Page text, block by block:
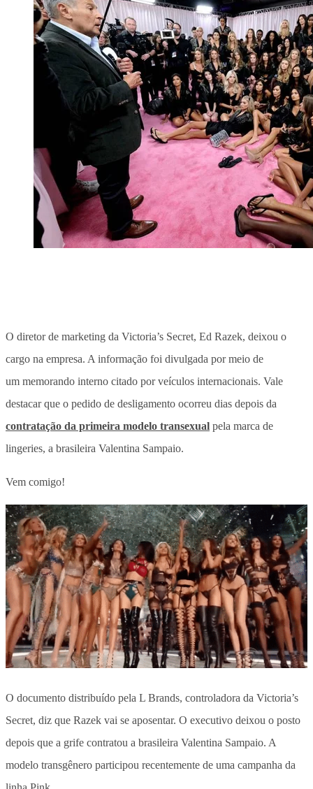
O diretor de marketing da Victoria’s Secret, Ed Razek, deixou o
cargo na empresa. A informação foi divulgada por meio de
um memorando interno citado por veículos internacionais. Vale
destacar que o pedido de desligamento ocorreu dias depois da
contratação da primeira modelo transexual pela marca de
lingeries, a brasileira Valentina Sampaio.
Vem comigo!
O documento distribuído pela L Brands, controladora da Victoria’s
Secret, diz que Razek vai se aposentar. O executivo deixou o posto
depois que a grife contratou a brasileira Valentina Sampaio. A
modelo transgênero participou recentemente de uma campanha da